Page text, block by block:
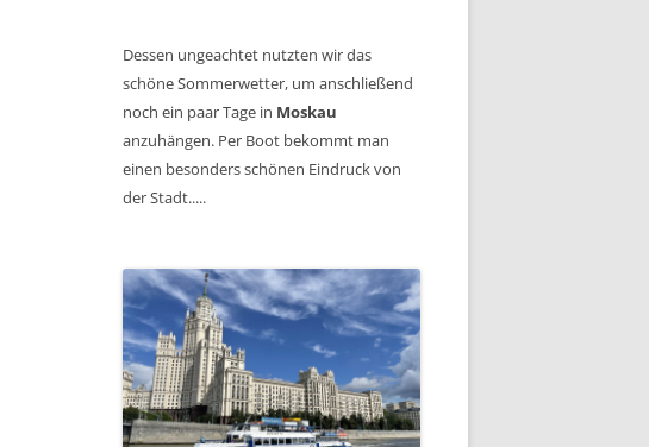
Dessen ungeachtet nutzten wir das
schöne Sommerwetter, um anschließend
noch ein paar Tage in Moskau
anzuhängen. Per Boot bekommt man
einen besonders schönen Eindruck von
der Stadt.....